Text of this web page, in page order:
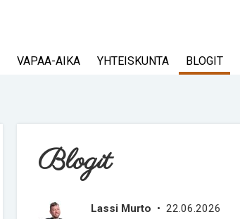
VAPAA-AIKA YHTEISKUNTA BLOGIT
Blogit
Lassi Murto • 22.06.2026